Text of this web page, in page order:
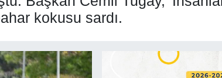
kokusu sardı.